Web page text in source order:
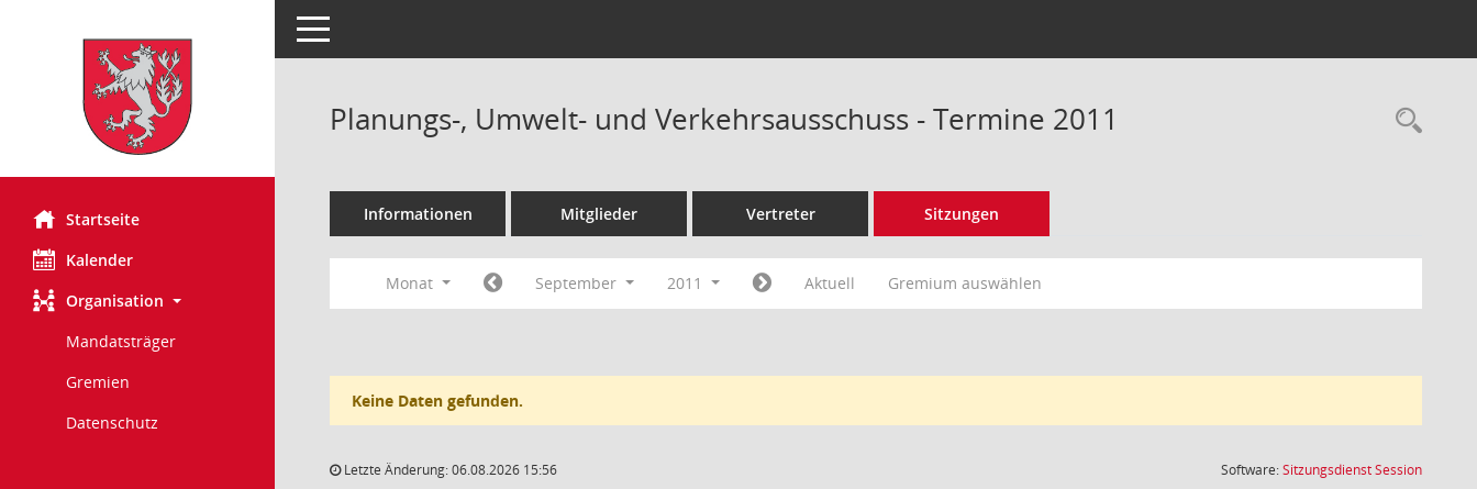
Startseite
Kalender
Organisation
Mandatsträger
Gremien
Datenschutz
Toggle navigation
Planungs-, Umwelt- und Verkehrsausschuss - Termine 2011
Informationen Mitglieder Vertreter Sitzungen
Monat September 2011 Aktuell Gremium auswählen
Keine Daten gefunden.
Letzte Änderung: 06.08.2026 15:56 Software:SitzungsdienstSession(Wird in